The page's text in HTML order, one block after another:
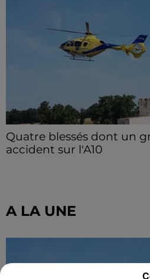
Quatre blessés dont un
accident sur l'A10
A LA UNE